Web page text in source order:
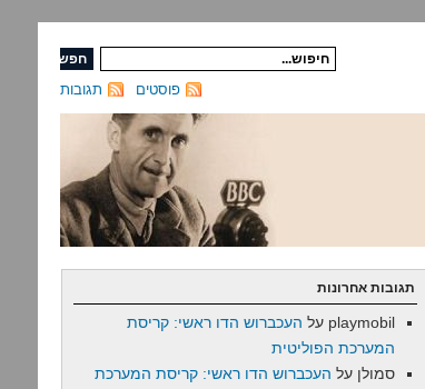
תגובות פוסטים
תגובות אחרונות
playmobil על העכברוש הדו ראשי: קריסת
המערכת הפוליטית
סמולן על העכברוש הדו ראשי: קריסת המערכת